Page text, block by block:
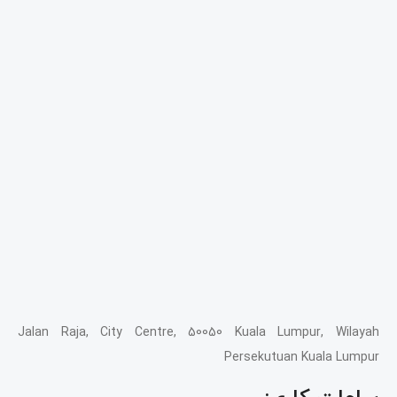
Jalan Raja, City Centre, 50050 Kuala Lumpur, Wilayah
Persekutuan Kuala Lumpur